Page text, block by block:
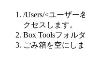
/Users/<ユーザー
クセスします。
Box Toolsフォル
ごみ箱を空にしま